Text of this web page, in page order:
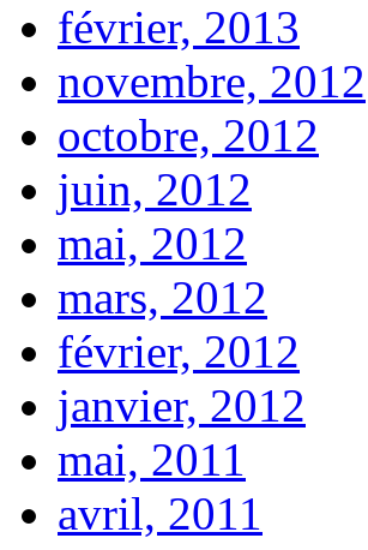
février, 2013
novembre, 2012
octobre, 2012
juin, 2012
mai, 2012
mars, 2012
février, 2012
janvier, 2012
mai, 2011
avril, 2011